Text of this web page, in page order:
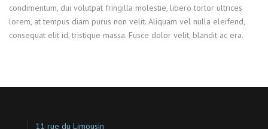
condimentum, dui volutpat fringilla molestie, libero tortor ultrices
lorem, at tempus diam purus non velit. Aliquam vel nulla eleifend,
consequat elit id, tristique massa. Fusce dolor velit, blandit ac era.
11 rue du Limousin